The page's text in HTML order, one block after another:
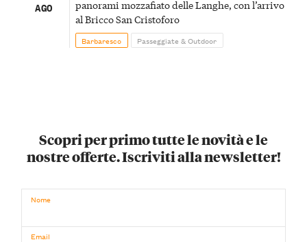
AGO
panorami mozzafiato delle Langhe, con l’arrivo
al Bricco San Cristoforo
Barbaresco Passeggiate & Outdoor
Scopri per primo tutte le novità e le
nostre offerte. Iscriviti alla newsletter!
Nome
Email